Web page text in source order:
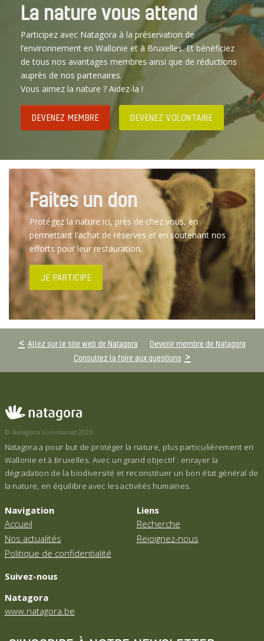
La nature vous attend
Participez avec Natagora à la préservation de
l’environnement en Wallonie et à Bruxelles. Et bénéficiez
de tous nos avantages membres ainsi que de réductions
auprès de nos partenaires.
Vous aimez la nature ? Aidez-la !
DEVENEZ MEMBRE DEVENEZ VOLONTAIRE
Faites un don
Protégez la nature ici, près de chez vous, en
permettant l'achat de réserves et en soutenant nos
efforts pour leur restauration.
JE PARTICIPE
Allez sur le site web de Natagora
Devenir membre de Natagora
Consultez la foire aux questions
© Natagora Volontariat 2026
Natagora a pour but de protéger la nature, plus particulièrement en
Wallonie et à Bruxelles. Avec un grand objectif : enrayer la
dégradation de la biodiversité et reconstituer un bon état général de
la nature, en équilibre avec les activités humaines.
Navigation
Accueil
Nos actualités
Politique de confidentialité
Liens
Recherche
Rejoignez-nous
Suivez-nous
Natagora
www.natagora.be